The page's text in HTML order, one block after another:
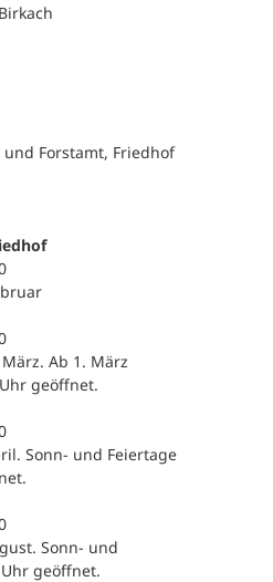
Forstamt, Friedhof
Ab 1. März
geöffnet.
Sonn- und Feiertage
Sonn- und
geöffnet.